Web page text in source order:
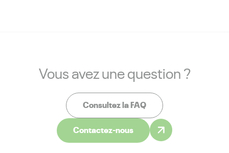
Vous avez une question ?
Consultez la FAQ
Contactez-nous